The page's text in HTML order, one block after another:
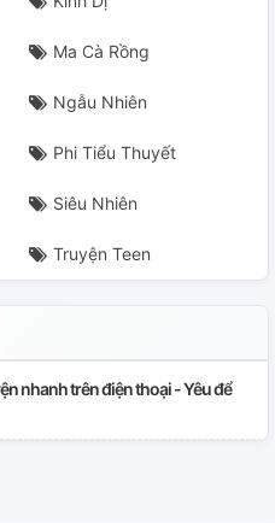
Ma Cà Rồng
Ngẫu Nhiên
Phi Tiểu Thuyết
Siêu Nhiên
Truyện Teen
nhanh trên điện thoại - Yêu để